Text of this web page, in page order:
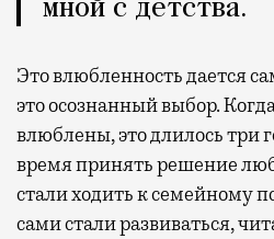
мной с детства.
Это влюбленность дается
это осознанный выбор.
влюблены, это длилось три
время принять решение
стали ходить к семейному
сами стали развиваться,